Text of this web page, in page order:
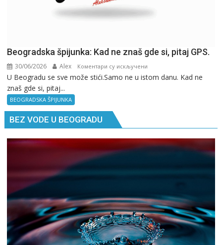
Beogradska špijunka: Kad ne znaš gde si, pitaj GPS.
30/06/2026 Alex Коментари су искључени
Beogradska
si,
U Beogradu se sve može stići.Samo ne u istom danu. Kad ne
znaš gde si, pitaj...
BEOGRADSKA ŠPIJUNKA
BEZ VODE U BEOGRADU